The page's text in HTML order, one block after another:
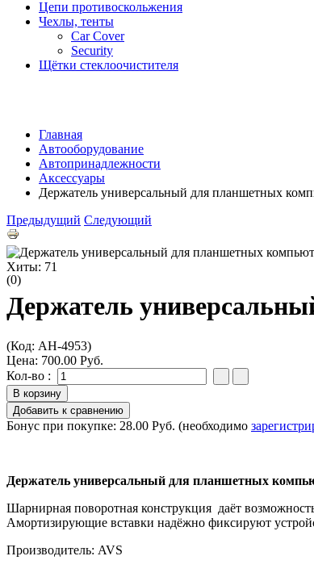
Цепи противоскольжения
Чехлы, тенты
Car Cover
Security
Щётки стеклоочистителя
Главная
Автооборудование
Автопринадлежности
Аксессуары
Держатель универсальный для планшетных
Предыдущий Следующий
Хиты: 71
(0)
Держатель
(Код: AH-4953)
Цена: 700.00 Руб.
Кол-во :
Бонус при покупке: 28.00 Руб. (необходимо
Держатель универсальный для планшетных
Шарнирная поворотная конструкция даёт
Амортизирующие вставки надёжно фиксируют
Производитель: AVS